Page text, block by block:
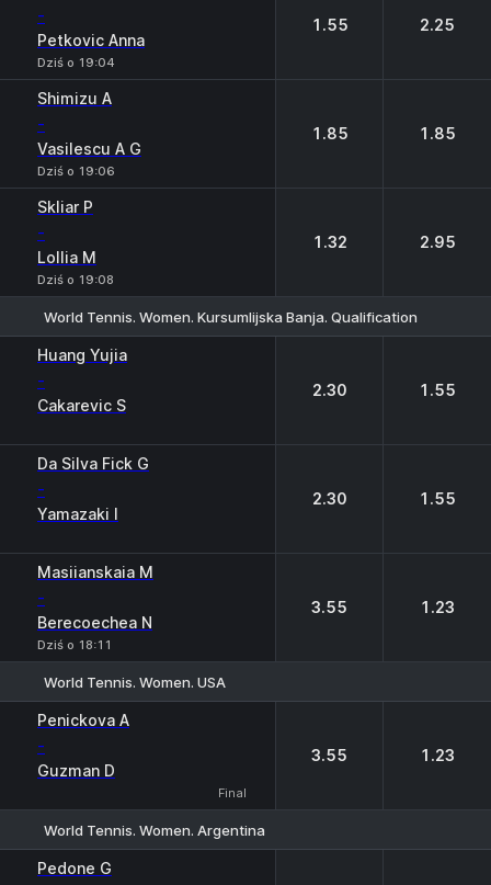
-
Petkovic Anna
Dziś o 19:04
1.55 2.25
Shimizu A
-
Vasilescu A G
Dziś o 19:06
1.85 1.85
Skliar P
-
Lollia M
Dziś o 19:08
1.32 2.95
World Tennis. Women. Kursumlijska Banja. Qualification
Huang Yujia
-
Cakarevic S
2.30 1.55
Da Silva Fick G
-
Yamazaki I
2.30 1.55
Masiianskaia M
-
Berecoechea N
Dziś o 18:11
3.55 1.23
World Tennis. Women. USA
Penickova A
-
Guzman D
Final
3.55 1.23
World Tennis. Women. Argentina
Pedone G